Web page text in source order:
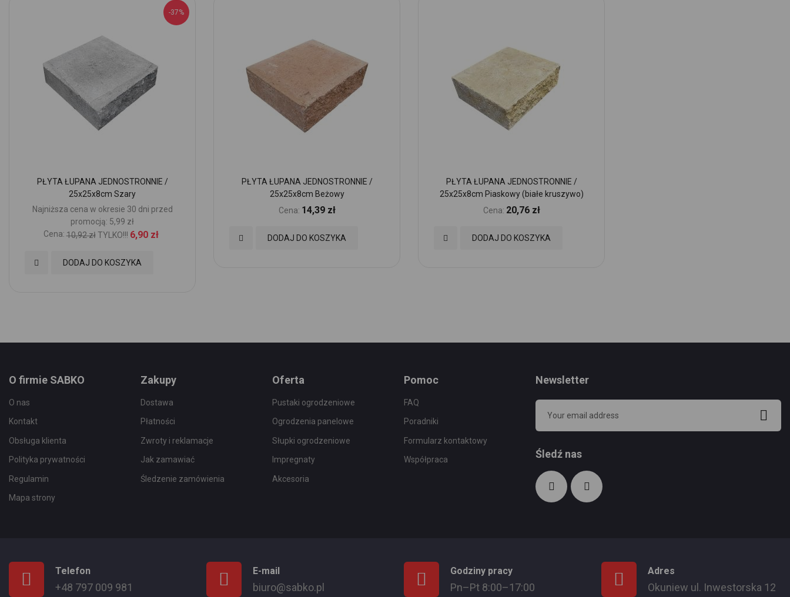
-37%
PŁYTA ŁUPANA JEDNOSTRONNIE /
25x25x8cm Szary
Najniższa cena w okresie 30 dni przed
promocją: 5,99 zł
Cena: 10,92 zł TYLKO!!! 6,90 zł
DODAJ DO KOSZYKA
Dodaj
PŁYTA ŁUPANA JEDNOSTRONNIE /
25x25x8cm Beżowy
Cena: 14,39 zł
DODAJ DO KOSZYKA
Dodaj
PŁYTA ŁUPANA JEDNOSTRONNIE /
25x25x8cm Piaskowy (białe kruszywo)
Cena: 20,76 zł
DODAJ DO KOSZYKA
Dodaj
O firmie SABKO
O nas
Kontakt
Obsługa klienta
Polityka prywatności
Regulamin
Mapa strony
Zakupy
Dostawa
Płatności
Zwroty i reklamacje
Jak zamawiać
Śledzenie zamówienia
Oferta
Pustaki ogrodzeniowe
Ogrodzenia panelowe
Słupki ogrodzeniowe
Impregnaty
Akcesoria
Pomoc
FAQ
Poradniki
Formularz kontaktowy
Współpraca
Newsletter
Śledź nas
Telefon
+48 797 009 981
E-mail
biuro@sabko.pl
Godziny pracy
Pn–Pt 8:00–17:00
Adres
Okuniew ul. Inwestorska 12